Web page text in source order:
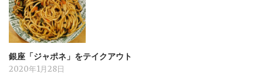
銀座「ジャポネ」をテイクアウト
2020年1月28日